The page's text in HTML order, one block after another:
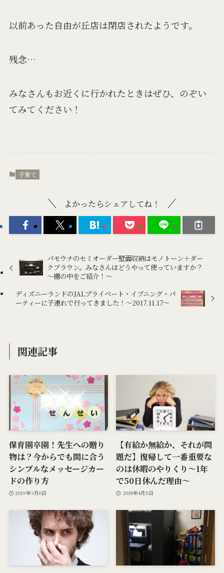
以前あった自由が丘店は閉店されたようです。
残念…
みなさんもお近くに行かれたときはぜひ、のぞい
てみてください！
子育て
よかったらシェアしてね！
パモウナのセミオーダー壁面収納はモノトーン＋ダー
クブラウン。みなさんはどうやって使っていますか？
～棚の中をご紹介！～
ディズニーランドのJALプライベート・イブニング・パ
ーティーに子連れで行ってきました！〜2017.11.17〜
関連記事
保育園卒園！先生への贈り
物は？今からでも間に合う
シンプルなメッセージカー
ドの作り方
2019年3月6日
【有給か無給か、それが問
題だ】復帰して一番重要な
のは休暇のやりくり～1年
で50日休んだ理由～
2018年4月5日